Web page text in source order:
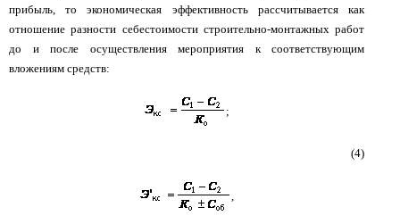
прибыль, то экономическая эффективность рассчитывается как
отношение разности себестоимости строительно-монтажных работ
до и после осуществления мероприятия к соответствующим
вложениям средств:
;
(4)